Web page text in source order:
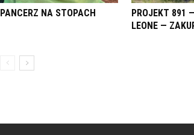
PANCERZ NA STOPACH
PROJEKT 891
LEONE —